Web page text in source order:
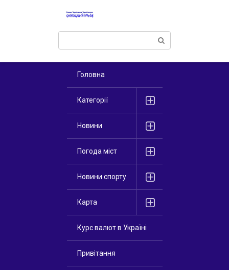
Поиск:
Головна
Категорії
Новини
Погода міст
Новини спорту
Карта
Курс валют в Україні
Привітання